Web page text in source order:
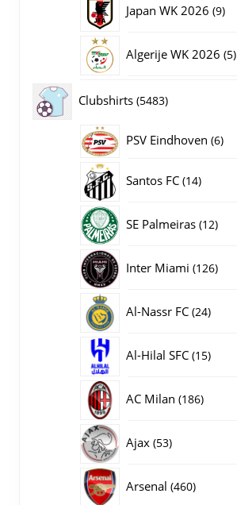
Japan WK 2026 99
Algerije WK 2026 55
Clubshirts 54835483
producten
PSV Eindhoven 66
Santos FC 1414
SE Palmeiras 1212
Inter Miami 126126
Al-Nassr FC 2424
Al-Hilal SFC 1515
AC Milan 186186
Ajax 5353
Arsenal 460460